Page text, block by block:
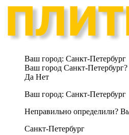
Ваш город: Санкт-Петербург
Ваш город Санкт-Петербург?
Да Нет
Ваш город: Санкт-Петербург
Неправильно определили?
Санкт-Петербург